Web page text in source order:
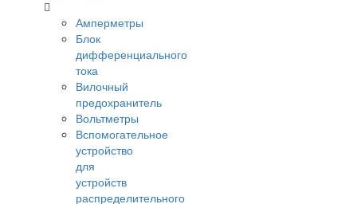
Амперметры
Блок
дифференциального
тока
Вилочный
предохранитель
Вольтметры
Вспомогательное
устройство
для
устройств
распределительного